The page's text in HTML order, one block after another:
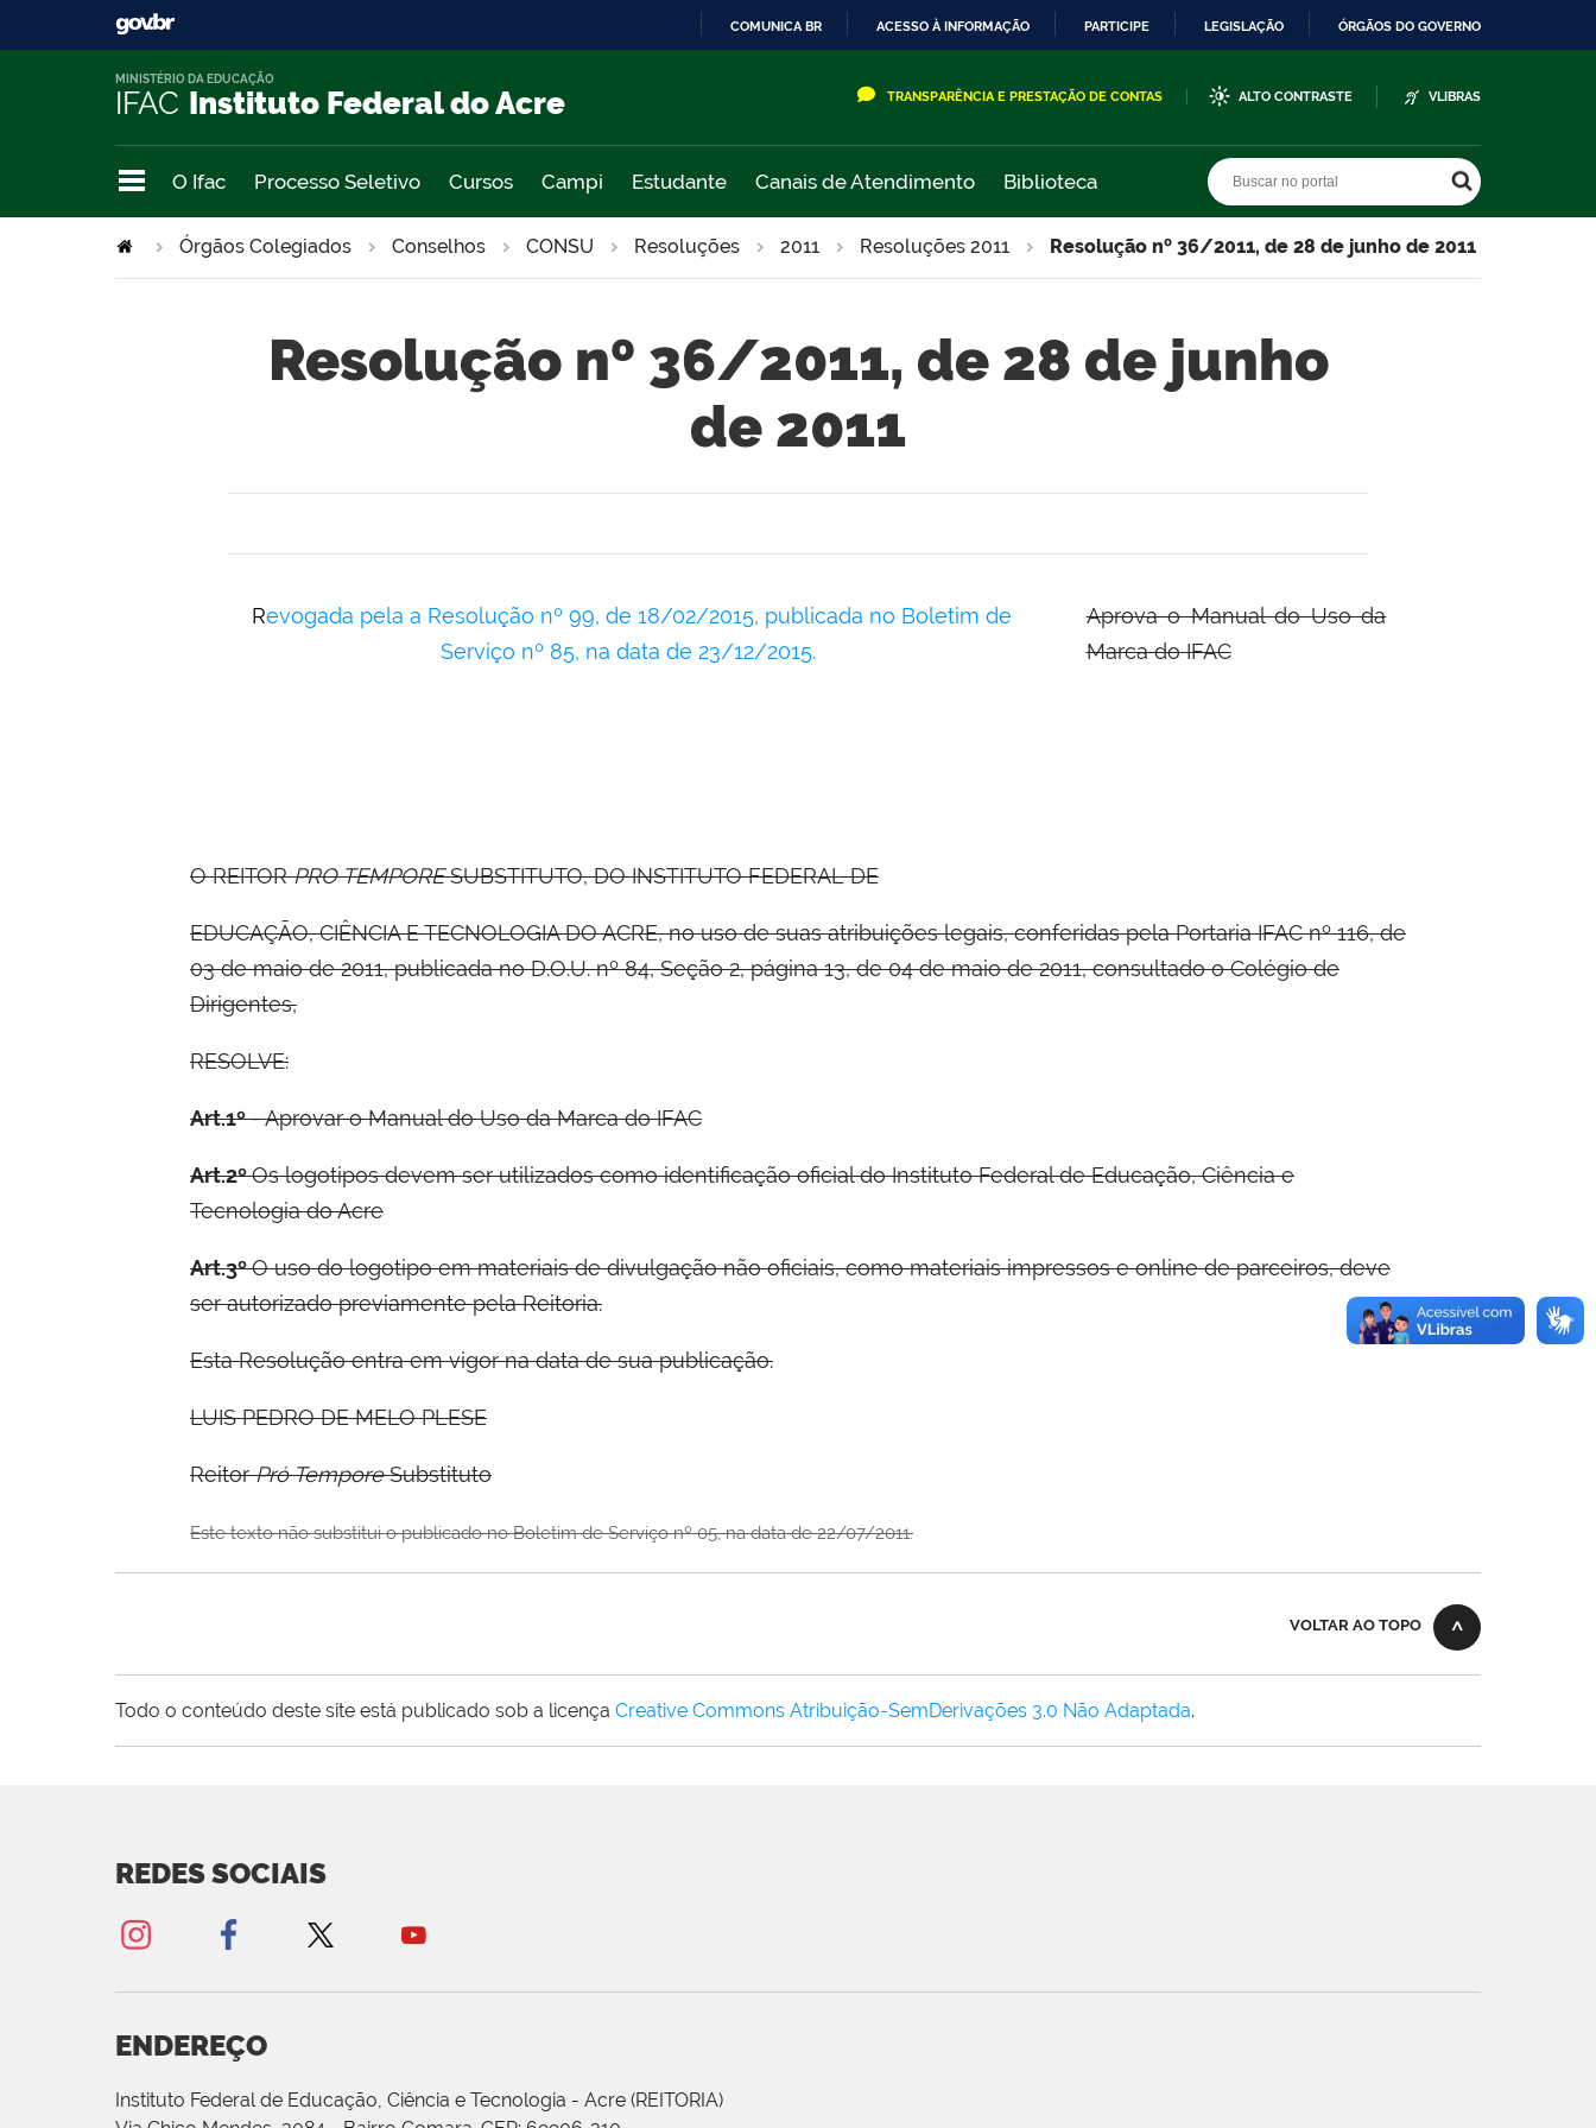
COMUNICA BR ACESSO À INFORMAÇÃO PARTICIPE LEGISLAÇÃO ÓRGÃOS DO GOVERNO
IFAC Instituto Federal do Acre
MINISTÉRIO DA EDUCAÇÃO
TRANSPARÊNCIA E PRESTAÇÃO DE CONTAS ALTO CONTRASTE VLIBRAS
O Ifac Processo Seletivo Cursos Campi Estudante Canais de Atendimento Biblioteca
Órgãos Colegiados Conselhos CONSU Resoluções 2011 Resoluções 2011 Resolução nº 36/2011, de 28 de junho de 2011
Resolução nº 36/2011, de 28 de junho
de 2011
Revogada pela a Resolução nº 99, de 18/02/2015, publicada no Boletim de
Serviço nº 85, na data de 23/12/2015.
Aprova o Manual do Uso da
Marca do IFAC
O REITORPRO TEMPORESUBSTITUTO, DO INSTITUTO FEDERAL DE
EDUCAÇÃO, CIÊNCIA E TECNOLOGIA DO ACRE, no uso de suas atribuições legais, conferidas pela Portaria IFAC nº 116, de
03 de maio de 2011, publicada no D.O.U. nº 84, Seção 2, página 13, de 04 de maio de 2011, consultado o Colégio de
Dirigentes,
RESOLVE:
Art.1º- Aprovar o Manual do Uso da Marca do IFAC
Art.2ºOs logotipos devem ser utilizados como identificação oficial do Instituto Federal de Educação, Ciência e
Tecnologia do Acre
Art.3ºO uso do logotipo em materiais de divulgação não oficiais, como materiais impressos e online de parceiros, deve
ser autorizado previamente pela Reitoria.
Esta Resolução entra em vigor na data de sua publicação.
LUIS PEDRO DE MELO PLESE
ReitorPró TemporeSubstituto
Este texto não substitui o publicado no Boletim de Serviço nº 05, na data de 22/07/2011.
VOLTAR AO TOPO
Todo o conteúdo deste site está publicado sob a licença Creative Commons Atribuição-SemDerivações 3.0 Não Adaptada.
REDES SOCIAIS
ENDEREÇO
Instituto Federal de Educação, Ciência e Tecnologia - Acre (REITORIA)